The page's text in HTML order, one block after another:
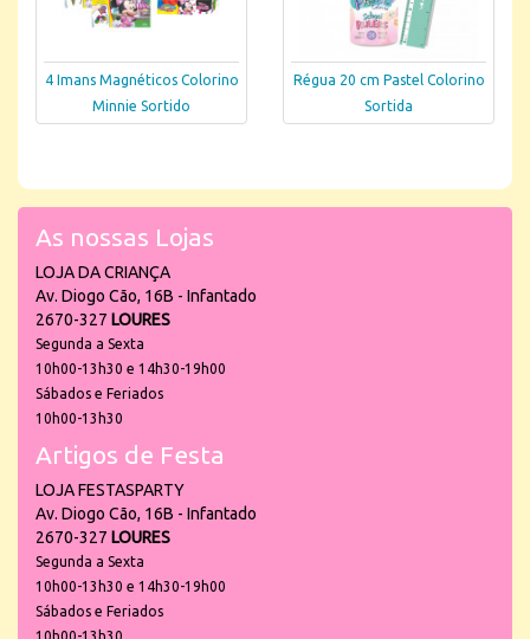
4 Imans Magnéticos Colorino
Minnie Sortido
Régua 20 cm Pastel Colorino
Sortida
As nossas Lojas
LOJA DA CRIANÇA
Av. Diogo Cão, 16B - Infantado
2670-327 LOURES
Segunda a Sexta
10h00-13h30 e 14h30-19h00
Sábados e Feriados
10h00-13h30
Artigos de Festa
LOJA FESTASPARTY
Av. Diogo Cão, 16B - Infantado
2670-327 LOURES
Segunda a Sexta
10h00-13h30 e 14h30-19h00
Sábados e Feriados